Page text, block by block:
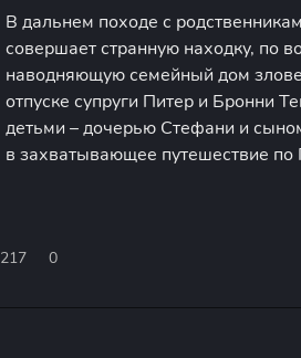
В дальнем походе с
совершает странную находку, по
наводняющую семейный дом
отпуске супруги Питер и Бронни
детьми – дочерью Стефани и
в захватывающее путешествие по
217 0